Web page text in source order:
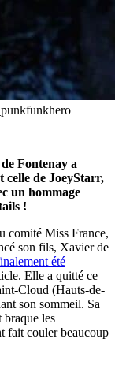
Fontenay a
celle de JoeyStarr,
un hommage
!
comité Miss France,
son fils, Xavier de
été
Elle a quitté ce
Cloud (Hauts-de-
son sommeil. Sa
braque les
fait couler beaucoup